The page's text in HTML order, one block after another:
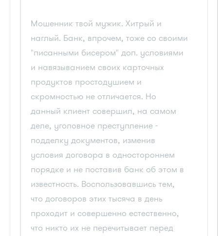
Мошенник твой мужик. Хитрый и
наглый. Банк, впрочем, тоже со своими
"писанными бисером" доп. условиями
и навязыванием своих карточных
продуктов простодушием и
скромностью не отличается. Но
данный клиент совершил, на самом
деле, уголовное преступление -
подделку документов, изменив
условия договора в одностороннем
порядке и не поставив банк об этом в
известность. Воспользовавшись тем,
что договоров этих тысяча в день
проходит и совершенно естественно,
что никто их не перечитывает перед